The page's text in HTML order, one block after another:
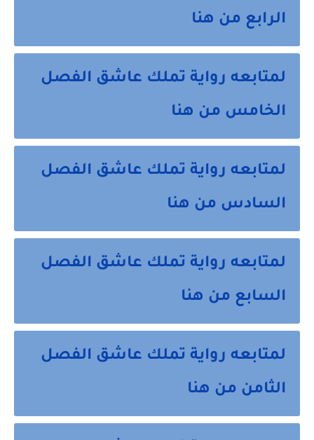
الرابع من هنا
لمتابعه رواية تملك عاشق الفصل
الخامس من هنا
لمتابعه رواية تملك عاشق الفصل
السادس من هنا
لمتابعه رواية تملك عاشق الفصل
السابع من هنا
لمتابعه رواية تملك عاشق الفصل
الثامن من هنا